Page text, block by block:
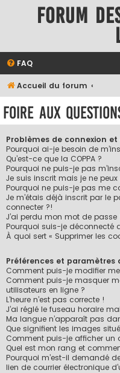
Forum
FAQ
Accueil du forum
Foire aux
Problèmes de connexion et
Pourquoi ai-je besoin de
Qu’est-ce que la COPPA ?
Pourquoi ne puis-je pas
Je suis inscrit mais je ne
Pourquoi ne puis-je pas me
Je m’étais déjà inscrit par le
connecter ?!
J’ai perdu mon mot de passe
Pourquoi suis-je déconnecté
À quoi sert « Supprimer les
Préférences et paramètres
Comment puis-je modifier
Comment puis-je masquer
utilisateurs en ligne ?
L’heure n’est pas correcte !
J’ai réglé le fuseau horaire
Ma langue n’apparaît pas
Que signifient les images
Comment puis-je afficher un
Quel est mon rang et
Pourquoi m’est-il demandé
lien de courrier électronique